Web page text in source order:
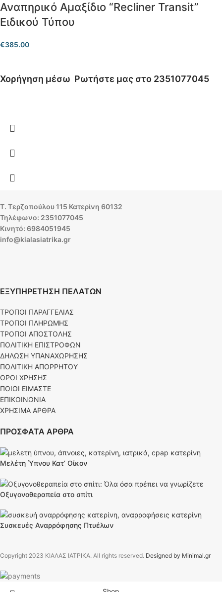
Αναπηρικό Αμαξίδιο “Recliner Transit”
Ειδικού Τύπου
€385.00
Χορήγηση μέσω Ρωτήστε μας στο 2351077045
Τ. Τερζοπούλου 115 Κατερίνη 60132
Τηλέφωνο: 2351077045
Κινητό: 6984051945
info@kialasiatrika.gr
ΕΞΥΠΗΡΕΤΗΣΗ ΠΕΛΑΤΩΝ
ΤΡΟΠΟΙ ΠΑΡΑΓΓΕΛΙΑΣ
ΤΡΟΠΟΙ ΠΛΗΡΩΜΗΣ
ΤΡΟΠΟΙ ΑΠΟΣΤΟΛΗΣ
ΠΟΛΙΤΙΚΗ ΕΠΙΣΤΡΟΦΩΝ
ΔΗΛΩΣΗ ΥΠΑΝΑΧΩΡΗΣΗΣ
ΠΟΛΙΤΙΚΗ ΑΠΟΡΡΗΤΟΥ
ΟΡΟΙ ΧΡΗΣΗΣ
ΠΟΙΟΙ ΕΙΜΑΣΤΕ
ΕΠΙΚΟΙΝΩΝΙΑ
ΧΡΗΣΙΜΑ ΑΡΘΡΑ
ΠΡΟΣΦΑΤΑ ΑΡΘΡΑ
Μελέτη Ύπνου Κατ’ Οίκον
Οξυγονοθεραπεία στο σπίτι
Συσκευές Αναρρόφησης Πτυέλων
Copyright 2023 ΚΙΑΛΑΣ ΙΑΤΡΙΚΑ. All rights reserved. Designed by Minimal.gr